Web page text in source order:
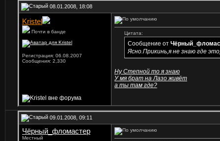
08.01.2008, 18:08
Kristel
Почти в банде
Регистрация: 06.08.2007
Сообщения: 2,330
Цитата:
Сообщение от
Ясно.Прикинь,я не знаю где
Ну Степной то я знаю
У мя брат на Лазо живёт
а ты там где?
09.01.2008, 09:11
Чёрный_фломастер
Местный